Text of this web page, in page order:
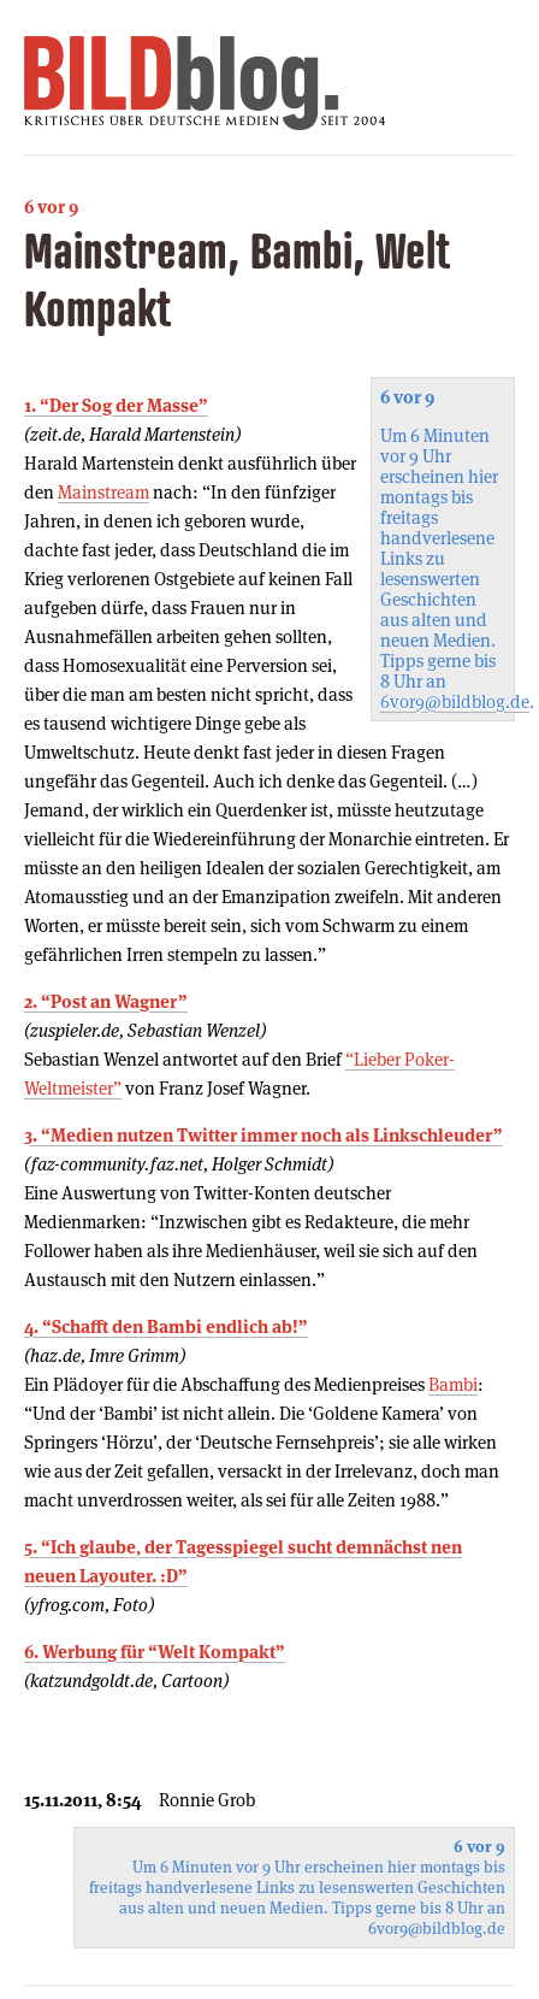
6 vor 9
Mainstream, Bambi, Welt
Kompakt
6 vor 9
Um 6 Minuten
vor 9 Uhr
erscheinen hier
montags bis
freitags
handverlesene
Links zu
lesenswerten
Geschichten
aus alten und
neuen Medien.
Tipps gerne bis
8 Uhr an
6vor9@bildblog.de.
1. “Der Sog der Masse”
(zeit.de, Harald Martenstein)
Harald Martenstein denkt ausführlich über
den Mainstreamnach: “In den fünfziger
Jahren, in denen ich geboren wurde,
dachte fast jeder, dass Deutschland die im
Krieg verlorenen Ostgebiete auf keinen Fall
aufgeben dürfe, dass Frauen nur in
Ausnahmefällen arbeiten gehen sollten,
dass Homosexualität eine Perversion sei,
über die man am besten nicht spricht, dass
es tausend wichtigere Dinge gebe als
Umweltschutz. Heute denkt fast jeder in diesen Fragen
ungefähr das Gegenteil. Auch ich denke das Gegenteil. (…)
Jemand, der wirklich ein Querdenker ist, müsste heutzutage
vielleicht für die Wiedereinführung der Monarchie eintreten. Er
müsste an den heiligen Idealen der sozialen Gerechtigkeit, am
Atomausstieg und an der Emanzipation zweifeln. Mit anderen
Worten, er müsste bereit sein, sich vom Schwarm zu einem
gefährlichen Irren stempeln zu lassen.”
2. “Post an Wagner”
(zuspieler.de, Sebastian Wenzel)
Sebastian Wenzel antwortet auf den Brief“Lieber Poker-
Weltmeister”von Franz Josef Wagner.
3. “Medien nutzen Twitter immer noch als Linkschleuder”
(faz-community.faz.net, Holger Schmidt)
Eine Auswertung von Twitter-Konten deutscher
Medienmarken: “Inzwischen gibt es Redakteure, die mehr
Follower haben als ihre Medienhäuser, weil sie sich auf den
Austausch mit den Nutzern einlassen.”
4. “Schafft den Bambi endlich ab!”
(haz.de, Imre Grimm)
Ein Plädoyer für die Abschaffung des MedienpreisesBambi:
“Und der ‘Bambi’ ist nicht allein. Die ‘Goldene Kamera’ von
Springers ‘Hörzu’, der ‘Deutsche Fernsehpreis’; sie alle wirken
wie aus der Zeit gefallen, versackt in der Irrelevanz, doch man
macht unverdrossen weiter, als sei für alle Zeiten 1988.”
5. “Ich glaube, der Tagesspiegel sucht demnächst nen
neuen Layouter. :D”
(yfrog.com, Foto)
6. Werbung für “Welt Kompakt”
(katzundgoldt.de, Cartoon)
15.11.2011, 8:54 Ronnie Grob
6 vor 9
Um 6 Minuten vor 9 Uhr erscheinen hier montags bis
freitags handverlesene Links zu lesenswerten Geschichten
aus alten und neuen Medien. Tipps gerne bis 8 Uhr an
6vor9@bildblog.de